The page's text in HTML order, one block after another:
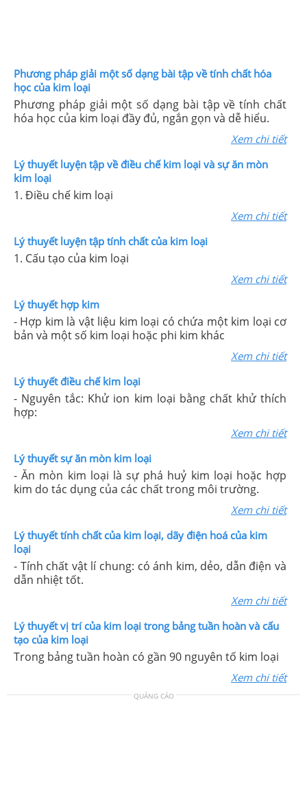
Phương pháp giải một số dạng bài tập về tính chất hóa
học của kim loại
Phương pháp giải một số dạng bài tập về tính chất
hóa học của kim loại đầy đủ, ngắn gọn và dễ hiểu.
Xem chi tiết
Lý thuyết luyện tập về điều chế kim loại và sự ăn mòn
kim loại
1. Điều chế kim loại
Xem chi tiết
Lý thuyết luyện tập tính chất của kim loại
1. Cấu tạo của kim loại
Xem chi tiết
Lý thuyết hợp kim
- Hợp kim là vật liệu kim loại có chứa một kim loại cơ
bản và một số kim loại hoặc phi kim khác
Xem chi tiết
Lý thuyết điều chế kim loại
- Nguyên tắc: Khử ion kim loại bằng chất khử thích
hợp:
Xem chi tiết
Lý thuyết sự ăn mòn kim loại
- Ăn mòn kim loại là sự phá huỷ kim loại hoặc hợp
kim do tác dụng của các chất trong môi trường.
Xem chi tiết
Lý thuyết tính chất của kim loại, dãy điện hoá của kim
loại
- Tính chất vật lí chung: có ánh kim, dẻo, dẫn điện và
dẫn nhiệt tốt.
Xem chi tiết
Lý thuyết vị trí của kim loại trong bảng tuần hoàn và cấu
tạo của kim loại
Trong bảng tuần hoàn có gần 90 nguyên tố kim loại
Xem chi tiết
QUẢNG CÁO